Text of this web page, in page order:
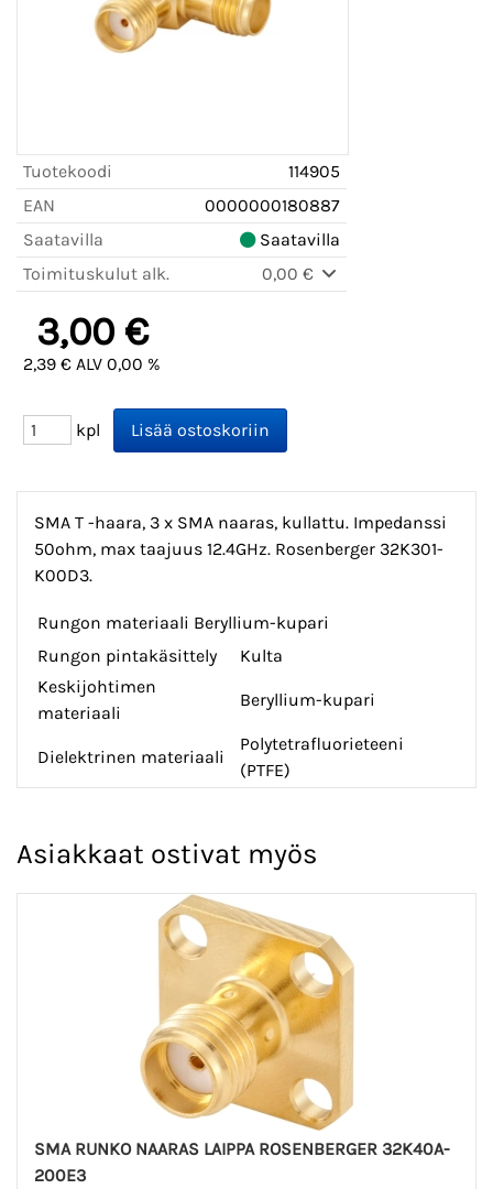
Tuotekoodi
114905
EAN
0000000180887
Saatavilla
Saatavilla
Toimituskulut alk.
0,00 €
3,00 €
2,39 € ALV 0,00 %
kpl
SMA T -haara, 3 x SMA naaras, kullattu. Impedanssi
50ohm, max taajuus 12.4GHz. Rosenberger 32K301-
K00D3.
Rungon materiaali Beryllium-kupari
Rungon pintakäsittely
Kulta
Keskijohtimen
materiaali
Beryllium-kupari
Dielektrinen materiaali
Polytetrafluorieteeni
(PTFE)
Asiakkaat ostivat myös
SMA RUNKO NAARAS LAIPPA ROSENBERGER 32K40A-
200E3